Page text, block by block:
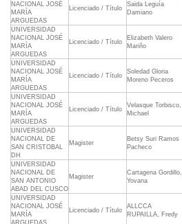
NACIONAL JOSÉ
MARÍA
ARGUEDAS
Licenciado / Título
Saida Leguía
Damiano
UNIVERSIDAD
NACIONAL JOSÉ
MARÍA
ARGUEDAS
Licenciado / Título
Elizabeth Valero
Mariño
UNIVERSIDAD
NACIONAL JOSÉ
MARÍA
ARGUEDAS
Licenciado / Título
Soledad Gloria
Moreno Peceros
UNIVERSIDAD
NACIONAL JOSÉ
MARÍA
ARGUEDAS
Licenciado / Título
Velasque Torbisco,
Michael
UNIVERSIDAD
NACIONAL DE
SAN CRISTOBAL
DH
Magister
Betsy Suri Ramos
Pacheco
UNIVERSIDAD
NACIONAL DE
SAN ANTONIO
ABAD DEL CUSCO
Magister
Cartagena Gordillo,
Yovana
UNIVERSIDAD
NACIONAL JOSÉ
MARÍA
ARGUEDAS
Licenciado / Título
ALLCCA
RUPAILLA, Fredy